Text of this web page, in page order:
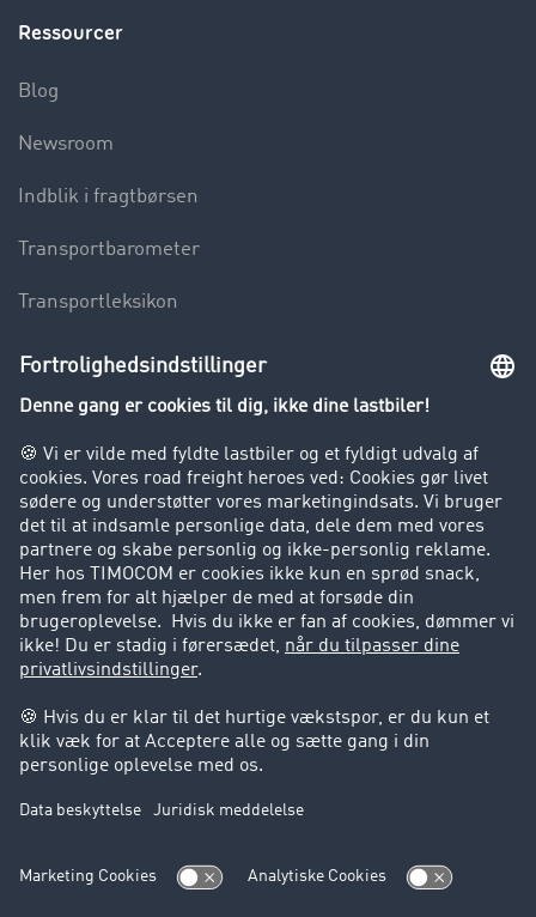
Ressourcer
Blog
Newsroom
Indblik i fragtbørsen
Transportbarometer
Transportleksikon
Lastbilkørsel forbudt
Kunder hverver kunder
Success Stories
Support
Support
Juridiske forhold
Kolofon
Brugerbetingelser